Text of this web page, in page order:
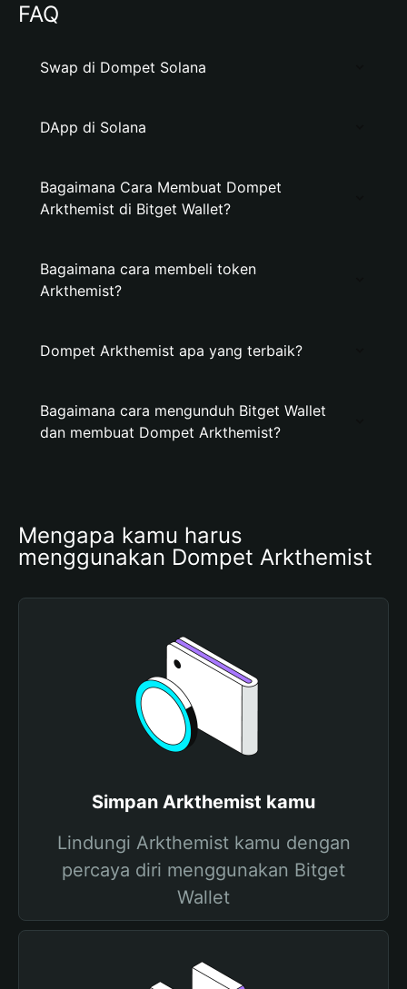
FAQ
Swap di Dompet Solana
DApp di Solana
Bagaimana Cara Membuat Dompet
Arkthemist di Bitget Wallet?
Bagaimana cara membeli token
Arkthemist?
Dompet Arkthemist apa yang terbaik?
Bagaimana cara mengunduh Bitget Wallet
dan membuat Dompet Arkthemist?
Mengapa kamu harus
menggunakan Dompet Arkthemist
Simpan Arkthemist kamu
Lindungi Arkthemist kamu dengan
percaya diri menggunakan Bitget
Wallet